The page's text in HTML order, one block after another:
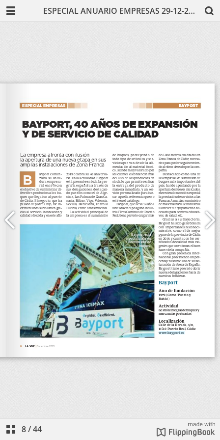
ESPECIAL ANUARIO EMPRESAS 29-12-2019
8/44